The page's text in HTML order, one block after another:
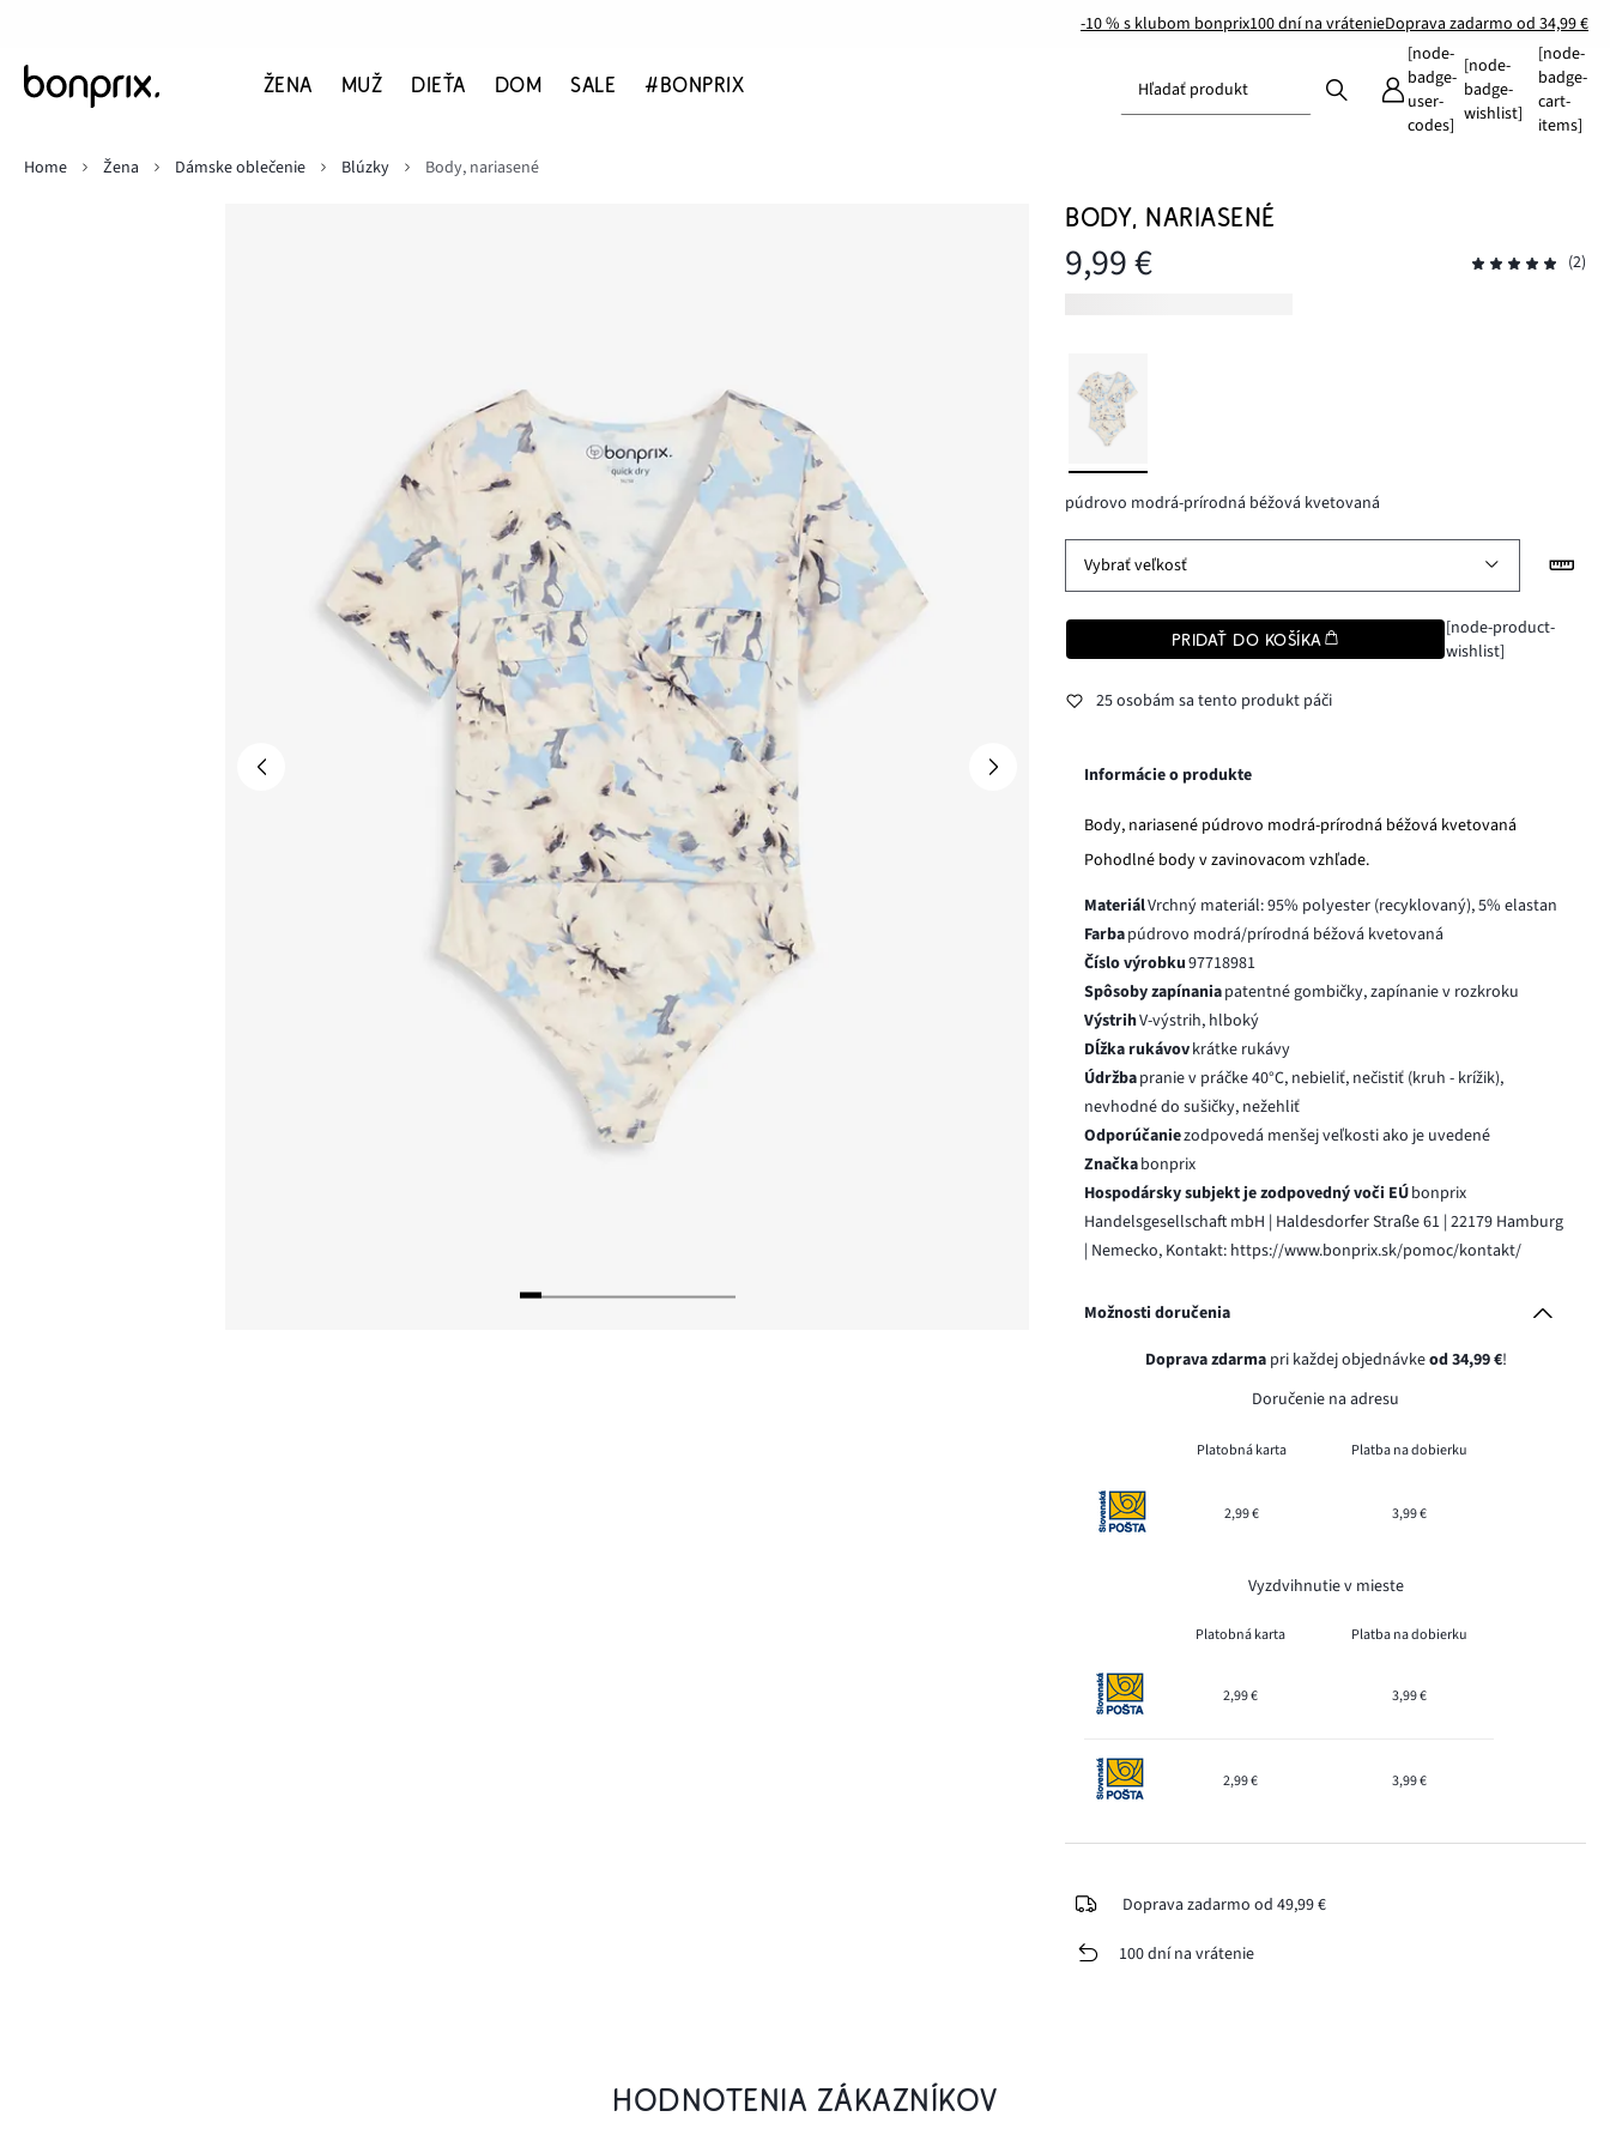
-10 % s klubom bonprix100 dní na vrátenieDoprava zadarmo od 34,99 €
ŽENA MUŽ DIEŤA DOM SALE #BONPRIX Hľadať produkt
[node-
badge-
user-
codes]
[node-
badge-
wishlist]
[node-
badge-
cart-
items]
Home
Žena Dámske oblečenie Blúzky Body, nariasené
BODY, NARIASENÉ
9,99 € (2)
púdrovo modrá-prírodná béžová kvetovaná
Vybrať veľkosť
PRIDAŤ DO KOŠÍKA
[node-product-
wishlist]
25 osobám sa tento produkt páči
Informácie o produkte
Body, nariasené púdrovo modrá-prírodná béžová kvetovaná
Pohodlné body v zavinovacom vzhľade.
MateriálVrchný materiál: 95% polyester (recyklovaný), 5% elastan
Farbapúdrovo modrá/prírodná béžová kvetovaná
Číslo výrobku97718981
Spôsoby zapínaniapatentné gombičky, zapínanie v rozkroku
VýstrihV-výstrih, hlboký
Dĺžka rukávovkrátke rukávy
Údržbapranie v práčke 40°C, nebieliť, nečistiť (kruh - krížik),
nevhodné do sušičky, nežehliť
Odporúčaniezodpovedá menšej veľkosti ako je uvedené
Značkabonprix
Hospodársky subjekt je zodpovedný voči EÚbonprix
Handelsgesellschaft mbH | Haldesdorfer Straße 61 | 22179 Hamburg
| Nemecko, Kontakt: https://www.bonprix.sk/pomoc/kontakt/
Možnosti doručenia
Doprava zdarmapri každej objednávkeod 34,99 €!
Doručenie na adresu
Platobná karta Platba na dobierku
2,99 € 3,99 €
Vyzdvihnutie v mieste
Platobná karta Platba na dobierku
2,99 € 3,99 €
2,99 € 3,99 €
Doprava zadarmo od 49,99 €
100 dní na vrátenie
HODNOTENIA ZÁKAZNÍKOV